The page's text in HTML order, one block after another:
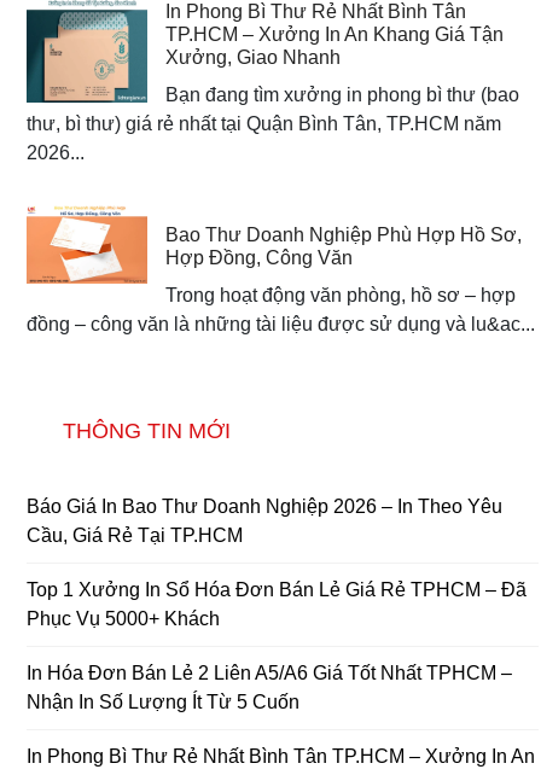
In Phong Bì Thư Rẻ Nhất Bình Tân
TP.HCM – Xưởng In An Khang Giá Tận
Xưởng, Giao Nhanh
Bạn đang tìm xưởng in phong bì thư (bao
thư, bì thư) giá rẻ nhất tại Quận Bình Tân, TP.HCM năm
2026...
Bao Thư Doanh Nghiệp Phù Hợp Hồ Sơ,
Hợp Đồng, Công Văn
Trong hoạt động văn phòng, hồ sơ – hợp
đồng – công văn là những tài liệu được sử dụng và lu&ac...
THÔNG TIN MỚI
Báo Giá In Bao Thư Doanh Nghiệp 2026 – In Theo Yêu
Cầu, Giá Rẻ Tại TP.HCM
Top 1 Xưởng In Sổ Hóa Đơn Bán Lẻ Giá Rẻ TPHCM – Đã
Phục Vụ 5000+ Khách
In Hóa Đơn Bán Lẻ 2 Liên A5/A6 Giá Tốt Nhất TPHCM –
Nhận In Số Lượng Ít Từ 5 Cuốn
In Phong Bì Thư Rẻ Nhất Bình Tân TP.HCM – Xưởng In An